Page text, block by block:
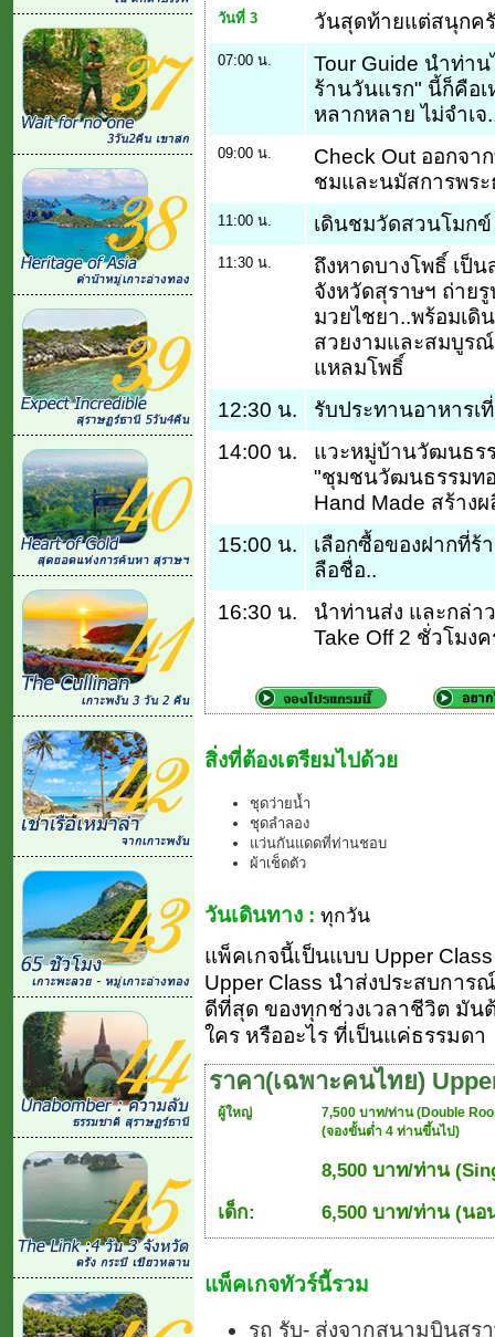
วันที่ 3 วันสุดท้ายแต่สนุกค
07:00 น.
Tour Guide นำท่า
ร้านวันแรก" นี้ก็คือ
หลากหลาย ไม่จำเจ
09:00 น.
Check Out ออกจา
ชมและนมัสการพร
11:00 น. เดินชมวัดสวนโมก
11:30 น.
ถึงหาดบางโพธิ์ เป็
จังหวัดสุราษฯ ถ่าย
มวยไชยา..พร้อมเดิ
สวยงามและสมบูรณ์
แหลมโพธิ์
12:30 น.
รับประทานอาหารเ
14:00 น.
แวะหมู่บ้านวัฒนธร
"ชุมชนวัฒนธรรมทอ
Hand Made สร้าง
15:00 น.
เลือกซื้อของฝากที่ร้
ลือชื่อ..
16:30 น.
นำท่านส่ง และกล่า
Take Off 2 ชั่วโมง
สิ่งที่ต้องเตรียมไปด้วย
ชุดว่ายน้ำ
ชุดลำลอง
แว่นกันแดดที่ท่านชอบ
ผ้าเช็ดตัว
วันเดินทาง : ทุกวัน
แพ็คเกจนี้เป็นแบบ Upper
Upper Class นำส่งประสบการ
ดีที่สุด ของทุกช่วงเวลาชีวิต มัน
ใคร หรืออะไร ที่เป็นแค่ธรรมดา
ราคา(เฉพาะคนไทย)
ผู้ใหญ่
7,500 บาท/ท่าน (Double
(จองขั้นต่ำ 4 ท่านขึ้นไป)
8,500 บาท/ท่าน
เด็ก:
6,500 บาท/ท่าน (นอ
แพ็คเกจทัวร์นี้รวม
รถ รับ- ส่งจากสนามบินสุร